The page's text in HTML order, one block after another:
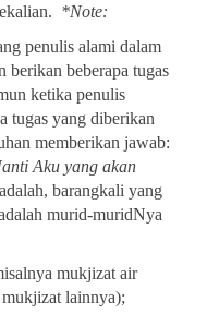
*Note:
penulis alami dalam
berikan beberapa tugas
ketika penulis
tugas yang diberikan
memberikan jawab:
Aku yang akan
barangkali yang
murid-muridNya
mukjizat air
lainnya);